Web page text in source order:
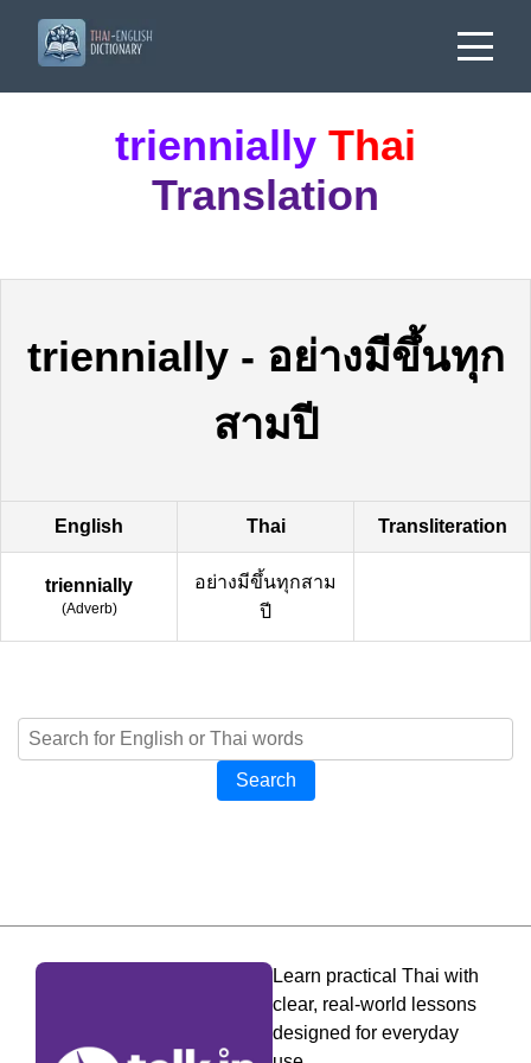
triennially Thai
Translation
triennially- อย่างมีขึ้นทุก
สามปี
English Thai Transliteration
triennially
(Adverb)
อย่างมีขึ้นทุกสาม
ปี
Search
Learn practical Thai with
clear, real-world lessons
designed for everyday